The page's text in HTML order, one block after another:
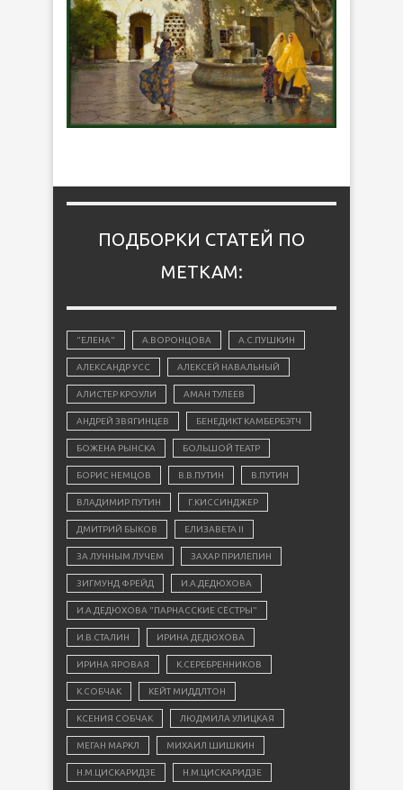
ПОДБОРКИ СТАТЕЙ ПО
МЕТКАМ:
"ЕЛЕНА" А.ВОРОНЦОВА А.С.ПУШКИН
АЛЕКСАНДР УСС АЛЕКСЕЙ НАВАЛЬНЫЙ
АЛИСТЕР КРОУЛИ АМАН ТУЛЕЕВ
АНДРЕЙ ЗВЯГИНЦЕВ БЕНЕДИКТ КАМБЕРБЭТЧ
БОЖЕНА РЫНСКА БОЛЬШОЙ ТЕАТР
БОРИС НЕМЦОВ В.В.ПУТИН В.ПУТИН
ВЛАДИМИР ПУТИН Г.КИССИНДЖЕР
ДМИТРИЙ БЫКОВ ЕЛИЗАВЕТА II
ЗА ЛУННЫМ ЛУЧЕМ ЗАХАР ПРИЛЕПИН
ЗИГМУНД ФРЕЙД И.А.ДЕДЮХОВА
И.А.ДЕДЮХОВА "ПАРНАССКИЕ СЁСТРЫ"
И.В.СТАЛИН ИРИНА ДЕДЮХОВА
ИРИНА ЯРОВАЯ К.СЕРЕБРЕННИКОВ
К.СОБЧАК КЕЙТ МИДДЛТОН
КСЕНИЯ СОБЧАК ЛЮДМИЛА УЛИЦКАЯ
МЕГАН МАРКЛ МИХАИЛ ШИШКИН
Н.М.ЦИСКАРИДЗЕ Н.М.ЦИСКАРИДЗЕ